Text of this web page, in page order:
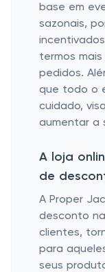
base em
sazonais,
termos
pedidos.
que todo o
cuidado,
aumentar a
A loja
de
A Proper
desconto
clientes,
para
seus